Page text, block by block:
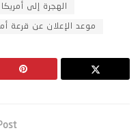
الهجرة إلى أمريكا
موعد الإعلان عن قرعة أمريكا